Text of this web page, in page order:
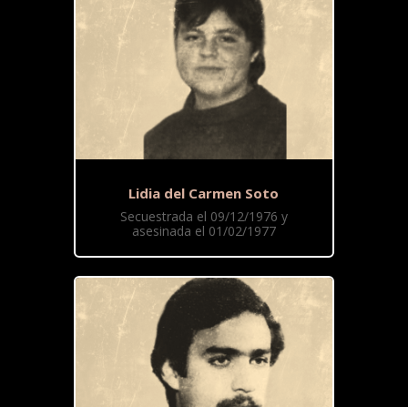
Lidia del Carmen Soto
Secuestrada el 09/12/1976 y
asesinada el 01/02/1977